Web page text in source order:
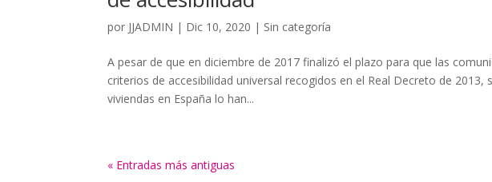
por JJADMIN | Dic 10, 2020 | Sin categoría
A pesar de que en diciembre de 2017 finalizó el plazo para que las
criterios de accesibilidad universal recogidos en el Real Decreto de
viviendas en España lo han...
« Entradas más antiguas